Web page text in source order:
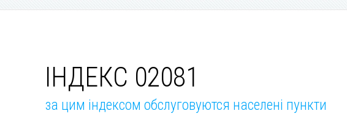
ІНДЕКС 02081
за цим індексом обслуговуются населені пункти